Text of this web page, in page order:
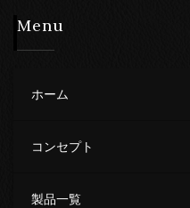
Menu
ホーム
コンセプト
製品一覧